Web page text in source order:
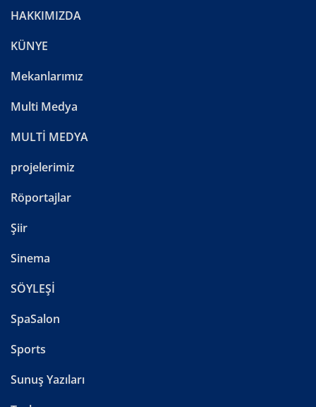
HAKKIMIZDA
KÜNYE
Mekanlarımız
Multi Medya
MULTİ MEDYA
projelerimiz
Röportajlar
Şiir
Sinema
SÖYLEŞİ
SpaSalon
Sports
Sunuş Yazıları